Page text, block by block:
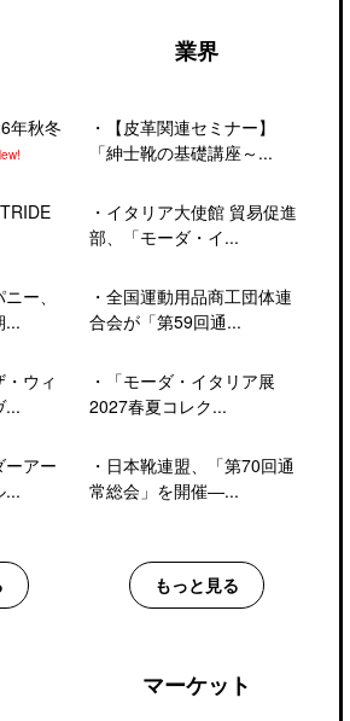
年秋冬
ー、
...
ウィ
...
ーアー
...
業界
・
【皮革関連セミナー】
「紳士靴の基礎講座～...
・ イタリア大使館 貿易促進
部、「モーダ・イ...
・ 全国運動用品商工団体連
合会が「第59回通...
・
「モーダ・イタリア展
2027春夏コレク...
・ 日本靴連盟、「第70回通
常総会」を開催―...
もっと見る
マーケット